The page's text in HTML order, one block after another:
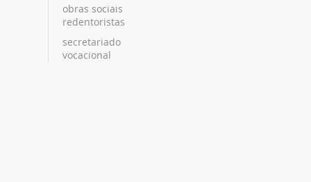
obras sociais
redentoristas
secretariado
vocacional